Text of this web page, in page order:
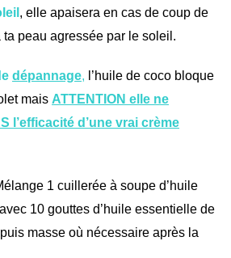
, elle apaisera en cas de coup de
peau agressée par le soleil.
dépannage, l’huile de coco bloque
mais ATTENTION elle ne
l’efficacité d’une vrai crème
1 cuillerée à soupe d’huile
10 gouttes d’huile essentielle de
masse où nécessaire après la